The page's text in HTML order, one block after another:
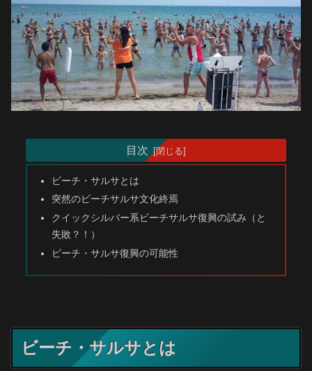
目次
ビーチ・サルサとは
突然のビーチサルサ文化終焉
クイックシルバー系ビーチサルサ復興の試み（と
失敗？！）
ビーチ・サルサ復興の可能性
ビーチ・サルサとは